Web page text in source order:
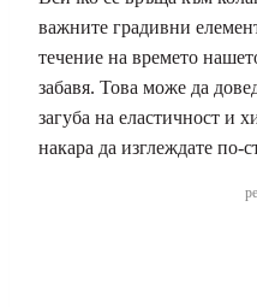
важните градивни
течение на времето
забавя. Това може да
загуба на еластичност и
накара да изглеждате по-